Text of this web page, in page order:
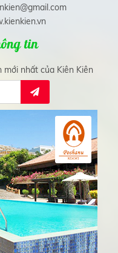
tin
nhất của Kiên Kiên